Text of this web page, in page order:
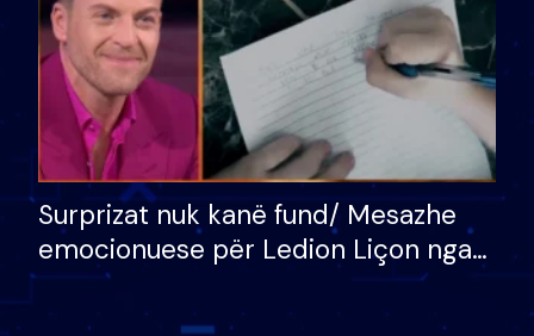
Surprizat nuk kanë fund/ Mesazhe
emocionuese për Ledion Liçon nga
nëna dhe fëmijët e tij, moderatori
nuk i mban dot lotët: Nuk meritoj…